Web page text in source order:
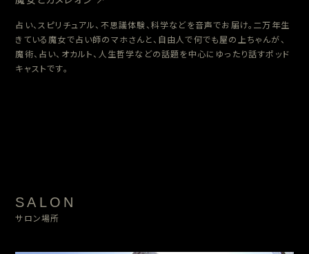
占い、スピリチュアル、不思議体験、科学などを音声でお届け。二万年生
きている魔女で占い師のマホさんと、自由人で何でも屋の上ちゃんが、
魔術、占い、オカルト、人生哲学などの話題を中心にゆったり話すポッド
キャストです。
SALON
サロン場所